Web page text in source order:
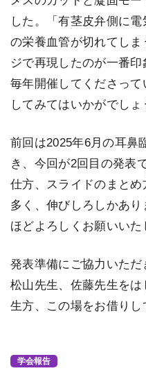
した。「有茎皮弁側に
の栄養血管が切れてし
ジで再現したのが一番印
毎年開催してくださっ
してみてはいかがでしょ
前回は2025年6月の耳鼻
き、今回が2回目の発表
仕方、スライドのまと
多く、伸びしろしかあ
ほどよろしくお願いいた
発表準備にご協力いただ
松山先生、佐藤先生を
生方、この場をお借りし
学会報告